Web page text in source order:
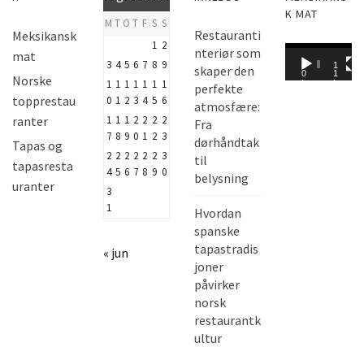
Meksikansk
mat
Norske
topprestau
ranter
Tapas og
tapasresta
uranter
M T O T F S S
1 2
3 4 5 6 7 8 9
1
0
1
1
1
2
1
3
1
4
1
5
1
6
1
7
1
8
1
9
2
0
2
1
2
2
2
3
2
4
2
5
2
6
2
7
2
8
2
9
3
0
3
1
« jun
Restauranti
nteriør som
skaper den
perfekte
atmosfære:
Fra
dørhåndtak
til
belysning
Hvordan
spanske
tapastradis
joner
påvirker
norsk
restaurantk
ultur
K MAT
V
0
0
:
1
1
: